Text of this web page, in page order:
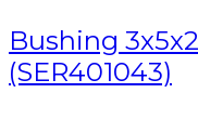
Bushing
(SER401043)